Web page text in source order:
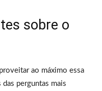
sobre o
ao máximo essa
perguntas mais